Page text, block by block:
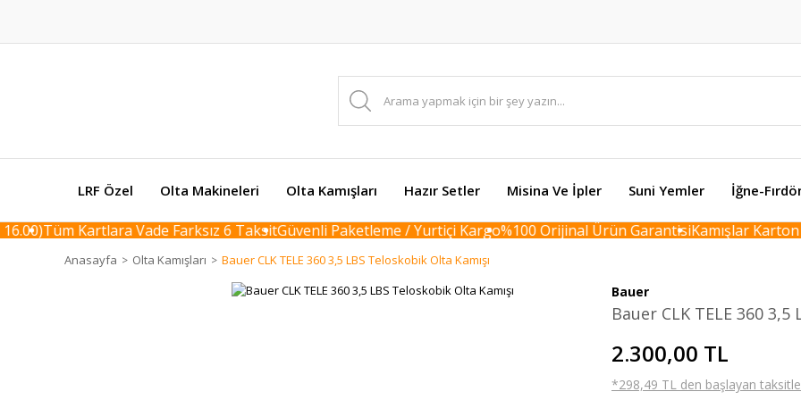
LRF Özel Olta Makineleri Olta Kamışları Hazır Setler Misina Ve İpler Suni Yemler İğne-
Tüm Kartlara Vade Farksız 6 TaksitGüvenli Paketleme / Yurtiçi Kargo%100 Orijinal Ürün GarantisiKamışlar Karton
Anasayfa Olta Kamışları Bauer CLK TELE 360 3,5 LBS Teloskobik Olta Kamışı
Bauer
Bauer CLK TELE 360
2.300,00 TL
*298,49 TL den başlayan